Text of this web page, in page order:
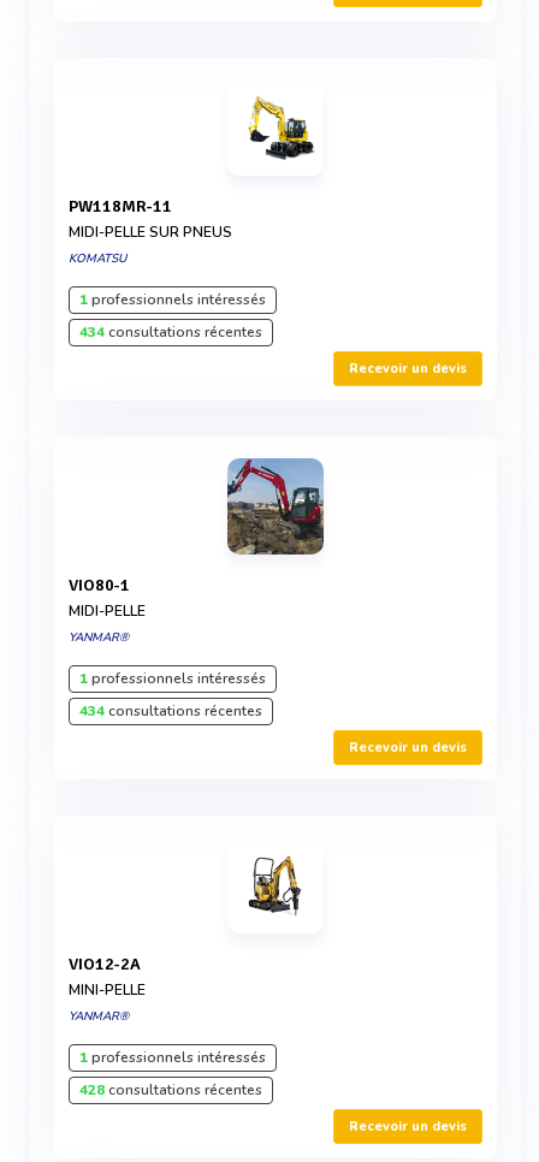
PW118MR-11
MIDI-PELLE SUR PNEUS
KOMATSU
1professionnels intéressés
434consultations récentes
Recevoir un devis
VIO80-1
MIDI-PELLE
YANMAR®
1professionnels intéressés
434consultations récentes
Recevoir un devis
VIO12-2A
MINI-PELLE
YANMAR®
1professionnels intéressés
428consultations récentes
Recevoir un devis